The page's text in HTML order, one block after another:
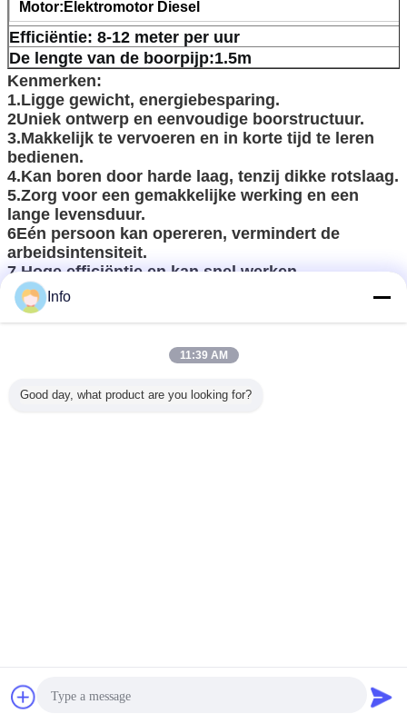
Motor:Elektromotor Diesel
Efficiëntie: 8-12 meter per uur
De lengte van de boorpijp:1.5m
Kenmerken:
1.Ligge gewicht, energiebesparing.
2Uniek ontwerp en eenvoudige boorstructuur.
3.Makkelijk te vervoeren en in korte tijd te leren
bedienen.
4.Kan boren door harde laag, tenzij dikke rotslaag.
5.Zorg voor een gemakkelijke werking en een
lange levensduur.
6Eén persoon kan opereren, vermindert de
arbeidsintensiteit.
7.Hoge efficiëntie en kan snel werken.
Chat
Info
11:39 AM
Good day, what product are you looking for?